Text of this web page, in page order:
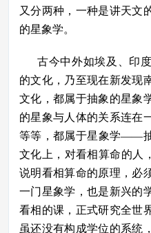
又分两种，一种是讲天文
的星象学。
古今中外如埃及、印
的文化，乃至现在新发现
文化，都属于抽象的星象
的星象与人体的关系连在
等等，都属于星象学——
文化上，对看相算命的人
说明看相算命的原理，必
一门星象学，也是新兴的
看相的课，正式研究全世
虽还没有构成学位的系统